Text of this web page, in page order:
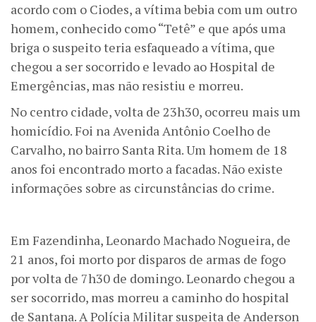
acordo com o Ciodes, a vítima bebia com um outro
homem, conhecido como “Tetê” e que após uma
briga o suspeito teria esfaqueado a vítima, que
chegou a ser socorrido e levado ao Hospital de
Emergências, mas não resistiu e morreu.
No centro cidade, volta de 23h30, ocorreu mais um
homicídio. Foi na Avenida Antônio Coelho de
Carvalho, no bairro Santa Rita. Um homem de 18
anos foi encontrado morto a facadas. Não existe
informações sobre as circunstâncias do crime.
Em Fazendinha, Leonardo Machado Nogueira, de
21 anos, foi morto por disparos de armas de fogo
por volta de 7h30 de domingo. Leonardo chegou a
ser socorrido, mas morreu a caminho do hospital
de Santana. A Polícia Militar suspeita de Anderson